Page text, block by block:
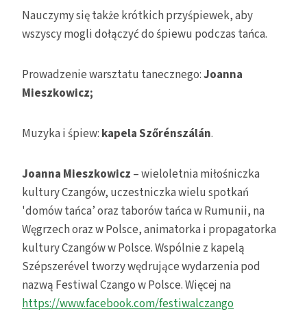
Nauczymy się także krótkich przyśpiewek, aby
wszyscy mogli dołączyć do śpiewu podczas tańca.
Prowadzenie warsztatu tanecznego:Joanna
Mieszkowicz;
Muzyka i śpiew: kapelaSzőrénszálán.
Joanna Mieszkowicz – wieloletnia miłośniczka
kultury Czangów, uczestniczka wielu spotkań
'domów tańca’ oraz taborów tańca w Rumunii, na
Węgrzech oraz w Polsce, animatorka i propagatorka
kultury Czangów w Polsce. Wspólnie z kapelą
Szépszerével tworzy wędrujące wydarzenia pod
nazwą Festiwal Czango w Polsce. Więcej na
https://www.facebook.com/festiwalczango